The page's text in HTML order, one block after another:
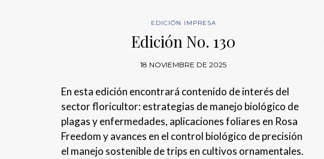
EDICIÓN IMPRESA
Edición No. 130
18 NOVIEMBRE DE 2025
En esta edición encontrará contenido de interés del
sector floricultor: estrategias de manejo biológico de
plagas y enfermedades, aplicaciones foliares en Rosa
Freedom y avances en el control biológico de precisión
el manejo sostenible de trips en cultivos ornamentales.